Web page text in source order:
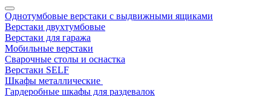
Однотумбовые верстаки с выдвижными ящиками
Верстаки двухтумбовые
Верстаки для гаража
Мобильные верстаки
Сварочные столы и оснастка
Верстаки SELF
Шкафы металлические
Гардеробные шкафы для раздевалок